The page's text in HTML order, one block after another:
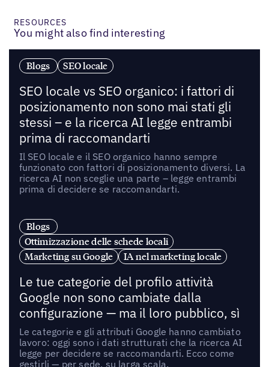
RESOURCES
You might also find interesting
Blogs SEO locale
SEO locale vs SEO organico: i fattori di
posizionamento non sono mai stati gli
stessi – e la ricerca AI legge entrambi
prima di raccomandarti
Il SEO locale e il SEO organico hanno sempre
funzionato con fattori di posizionamento diversi. La
ricerca AI non sceglie una parte – legge entrambi
prima di decidere se raccomandarti.
Blogs
Ottimizzazione delle schede locali
Marketing su Google
IA nel marketing locale
Le tue categorie del profilo attività
Google non sono cambiate dalla
configurazione — ma il loro pubblico, sì
Le categorie e gli attributi Google hanno cambiato
lavoro: oggi sono i dati strutturati che la ricerca AI
legge per decidere se raccomandarti. Ecco come
gestirli — per sede, su larga scala.